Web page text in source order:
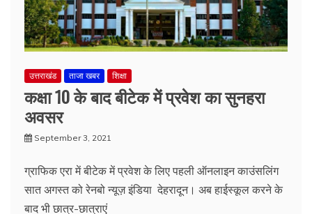
उत्तराखंड ताजा खबर शिक्षा
कक्षा 10 के बाद बीटेक में प्रवेश का सुनहरा
अवसर
September 3, 2021
ग्राफिक एरा में बीटेक में प्रवेश के लिए पहली ऑनलाइन काउंसलिंग
सात अगस्त को रेनबो न्यूज़ इंडिया देहरादून। अब हाईस्कूल करने के
बाद भी छात्र-छात्राएं